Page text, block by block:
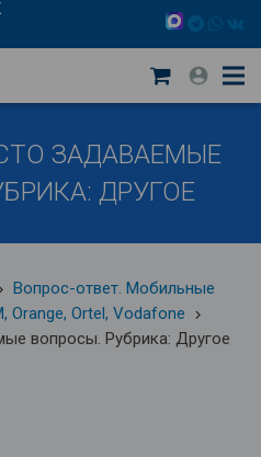
ЗАДАВАЕМЫЕ
ДРУГОЕ
Вопрос-ответ. Мобильные
Orange, Ortel, Vodafone
keyboard_arrow_right
вопросы. Рубрика: Другое